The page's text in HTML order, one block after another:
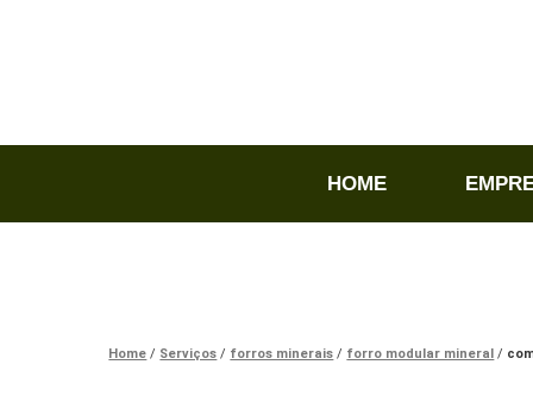
HOME
Home Serviços forros minerais forro modular mineral